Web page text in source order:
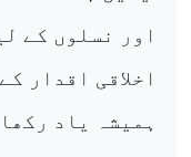
اور نسلوں کے
اخلاقی اقدار
ہمیشہ یاد